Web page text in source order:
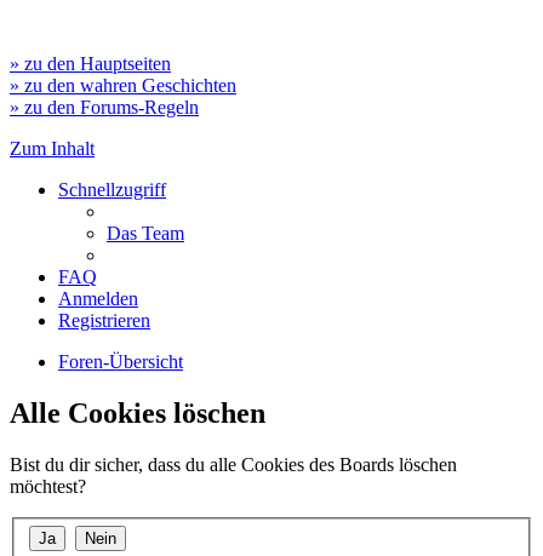
» zu den Hauptseiten
» zu den wahren Geschichten
» zu den Forums-Regeln
Zum Inhalt
Schnellzugriff
Das Team
FAQ
Anmelden
Registrieren
Foren-Übersicht
Alle Cookies löschen
Bist du dir sicher, dass du alle Cookies des Boards löschen
möchtest?